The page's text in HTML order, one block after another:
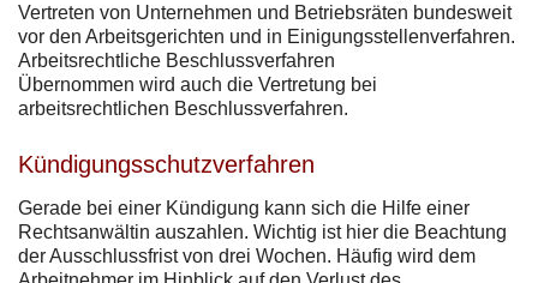
Vertreten von Unternehmen und Betriebsräten bundesweit
vor den Arbeitsgerichten und in Einigungsstellenverfahren.
Arbeitsrechtliche Beschlussverfahren
Übernommen wird auch die Vertretung bei
arbeitsrechtlichen Beschlussverfahren.
Kündigungsschutzverfahren
Gerade bei einer Kündigung kann sich die Hilfe einer
Rechtsanwältin auszahlen. Wichtig ist hier die Beachtung
der Ausschlussfrist von drei Wochen. Häufig wird dem